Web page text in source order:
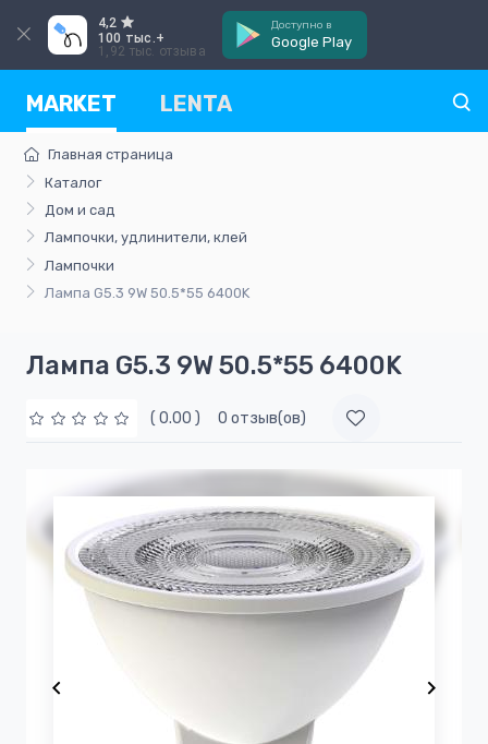
4,2
100 тыс.+
1,92 тыс. отзыва
Доступно в
Google Play
MARKET LENTA
Главная страница
Каталог
Дом и сад
Лампочки, удлинители, клей
Лампочки
Лампа G5.3 9W 50.5*55 6400K
Лампа G5.3 9W 50.5*55 6400K
( 0.00 ) 0 отзыв(ов)